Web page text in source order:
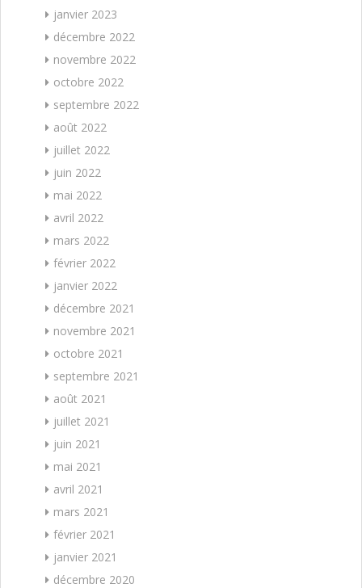
janvier 2023
décembre 2022
novembre 2022
octobre 2022
septembre 2022
août 2022
juillet 2022
juin 2022
mai 2022
avril 2022
mars 2022
février 2022
janvier 2022
décembre 2021
novembre 2021
octobre 2021
septembre 2021
août 2021
juillet 2021
juin 2021
mai 2021
avril 2021
mars 2021
février 2021
janvier 2021
décembre 2020